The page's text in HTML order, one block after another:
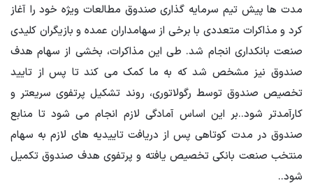
مدت ها پیش تیم سرمایه گذاری صندوق مطالعات ویژه خود را آغاز
کرد و مذاکرات متعددی با برخی از سهامداران عمده و بازیگران کلیدی
صنعت بانکداری انجام شد. طی این مذاکرات، بخشی از سهام هدف
صندوق نیز مشخص شد که به ما کمک می کند تا پس از تایید
تخصیص صندوق توسط رگولاتوری، روند تشکیل پرتفوی سریعتر و
کارآمدتر شود..بر این اساس آمادگی لازم انجام می شود تا منابع
صندوق در مدت کوتاهی پس از دریافت تاییدیه های لازم به سهام
منتخب صنعت بانکی تخصیص یافته و پرتفوی هدف صندوق تکمیل
شود..